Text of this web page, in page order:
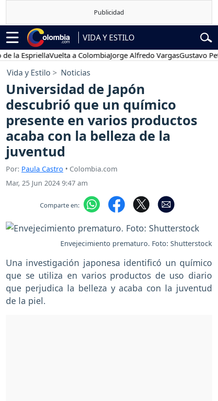
VIDA Y ESTILO
Vuelta a ColombiaJorge Alfredo VargasGustavo Petro
Vida y Estilo Noticias
Universidad de Japón
descubrió que un químico
presente en varios productos
acaba con la belleza de la
juventud
Por: Paula Castro • Colombia.com
Mar, 25 Jun 2024 9:47 am
Comparte en:
Envejecimiento prematuro. Foto: Shutterstock
Una investigación japonesa identificó un químico
que se utiliza en varios productos de uso diario
que perjudica la belleza y acaba con la juventud
de la piel.